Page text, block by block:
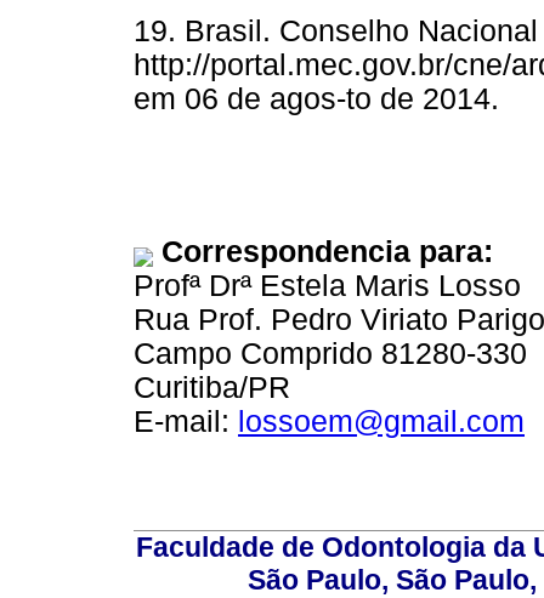
19. Brasil. Conselho
http://portal.mec.gov.br/cne/
em 06 de agos-to de 2014.
Correspondencia para:
Profª Drª Estela Maris Losso
Rua Prof. Pedro Viriato
Campo Comprido 81280-330
Curitiba/PR
E-mail: lossoem@gmail.com
Faculdade de Odontologia da
São Paulo, São